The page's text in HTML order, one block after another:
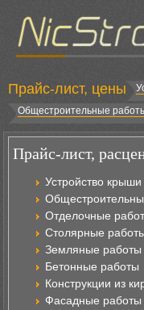
Прайс-лист, цены
Общестроительные
Прайс-лист,
Устройство крыши
Отделочные
Столярные
Земляные работы
Бетонные работы
Конструкции из
Фасадные работы